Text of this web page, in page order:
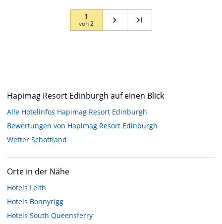
1
von2
Hapimag Resort Edinburgh auf einen Blick
Alle Hotelinfos Hapimag Resort Edinburgh
Bewertungen von Hapimag Resort Edinburgh
Wetter Schottland
Orte in der Nähe
Hotels Leith
Hotels Bonnyrigg
Hotels South Queensferry